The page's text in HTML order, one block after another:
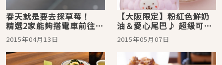
春天就是要去採草莓！
精選2家能夠搭電車前往，
距離車站也很近的「草莓
園」
2015年04月13日
【大阪限定】粉紅色鮮奶
油＆愛心尾巴♪ 超級可愛
的「小羊布丁」吃到飽
2015年05月07日